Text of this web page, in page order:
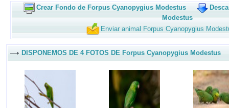
Crear Fondo de Forpus Cyanopygius Modestus
Modestus
Enviar animal Forpus Cyanopygius
DISPONEMOS DE 4 FOTOS DE Forpus Cyanopygius Modestus